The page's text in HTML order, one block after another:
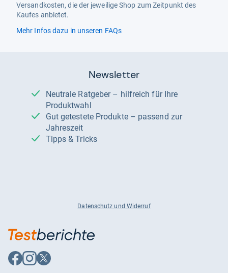
Versandkosten, die der jeweilige Shop zum Zeitpunkt des
Kaufes anbietet.
Mehr Infos dazu in unseren FAQs
Newsletter
Neutrale Ratgeber – hilfreich für Ihre
Produktwahl
Gut getestete Produkte – passend zur
Jahreszeit
Tipps & Tricks
Datenschutz und Widerruf
Auf
Facebook
Auf
Instagram
Auf
X